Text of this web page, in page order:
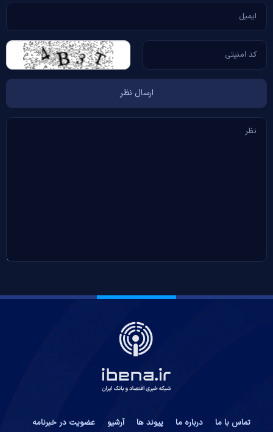
تماس با ما درباره ما پیوند ها آرشیو عضویت در خبرنامه